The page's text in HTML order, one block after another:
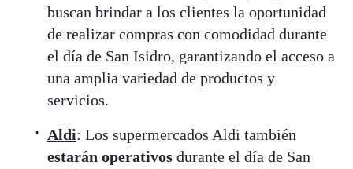
buscan brindar a los clientes la oportunidad
de realizar compras con comodidad durante
el día de San Isidro, garantizando el acceso a
una amplia variedad de productos y
servicios.
Aldi: Los supermercados Aldi también
estarán operativos durante el día de San